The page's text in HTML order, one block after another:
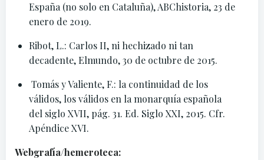
España (no solo en Cataluña), ABChistoria, 23 de
enero de 2019.
Ribot, L.: Carlos II, ni hechizado ni tan
decadente, Elmundo, 30 de octubre de 2015.
Tomás y Valiente, F.: la continuidad de los
válidos, los válidos en la monarquía española
del siglo XVII, pág. 31. Ed. Siglo XXI, 2015. Cfr.
Apéndice XVI.
Webgrafía/hemeroteca: